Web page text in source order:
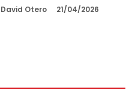
David Otero 21/04/2026